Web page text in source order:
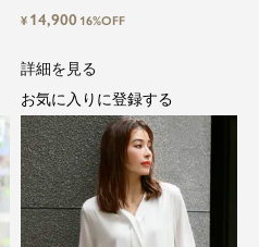
¥ 14,900 16%OFF
詳細を見る
お気に入りに登録する